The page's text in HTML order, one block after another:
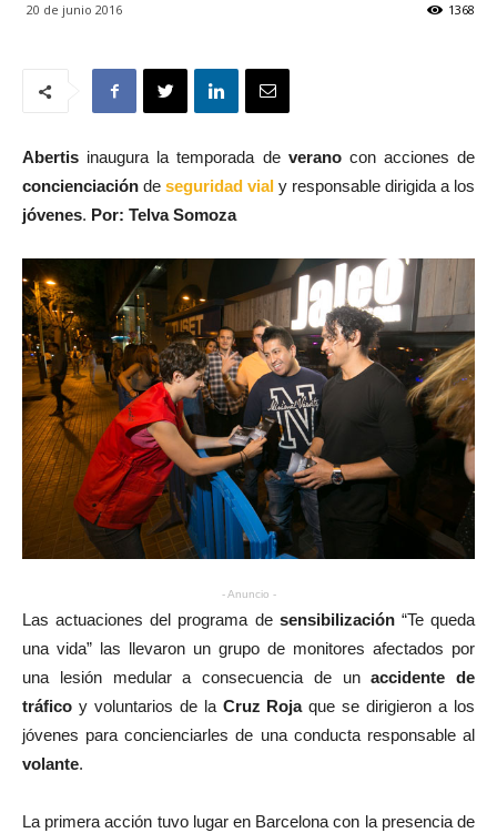
20 de junio 2016 1368
Abertis inaugura la temporada de verano con acciones de
concienciación de seguridad vial y responsable dirigida a los
jóvenes. Por: Telva Somoza
- Anuncio -
Las actuaciones del programa de sensibilización “Te queda
una vida” las llevaron un grupo de monitores afectados por
una lesión medular a consecuencia de unaccidente de
tráfico y voluntarios de la Cruz Rojaque se dirigieron a los
jóvenes para concienciarles de una conducta responsable al
volante.
La primera acción tuvo lugar en Barcelona con la presencia de